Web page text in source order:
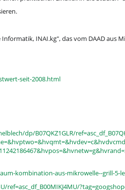
INAI.kg", das vom DAAD
seit-2008.html
dp/B07QKZ1GLR/
kombination-aus-mikrowelle--grill-5-